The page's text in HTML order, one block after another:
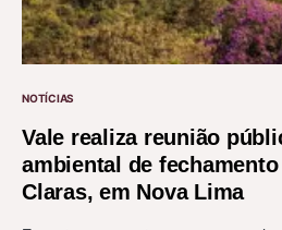
NOTÍCIAS
Vale realiza reunião
ambiental de
Claras, em Nova Lima